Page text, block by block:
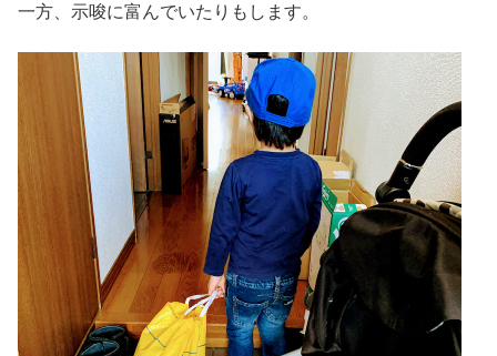
一方、示唆に富んでいたりもします。